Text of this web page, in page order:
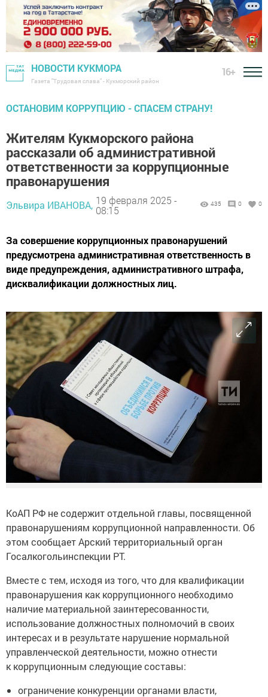
НОВОСТИ КУКМОРА
Газета "Трудовая слава" - Кукморский район
16+
ОСТАНОВИМ КОРРУПЦИЮ - СПАСЕМ СТРАНУ!
Жителям Кукморского района
рассказали об административной
ответственности за коррупционные
правонарушения
Эльвира ИВАНОВА, 19 февраля 2025 -
08:15
435 0 0
За совершение коррупционных правонарушений
предусмотрена административная ответственность в
виде предупреждения, административного штрафа,
дисквалификации должностных лиц.
КоАП РФ не содержит отдельной главы, посвященной
правонарушениям коррупционной направленности. Об
этом сообщает Арский территориальный орган
Госалкогольинспекции РТ.
Вместе с тем, исходя из того, что для квалификации
правонарушения как коррупционного необходимо
наличие материальной заинтересованности,
использование должностных полномочий в своих
интересах и в результате нарушение нормальной
управленческой деятельности, можно отнести
к коррупционным следующие составы:
ограничение конкуренции органами власти,